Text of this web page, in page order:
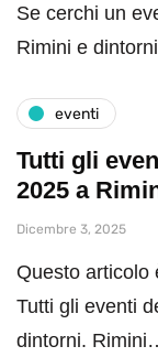
Se cerchi un
Rimini e
eventi
Tutti gli
2025 a
Dicembre 3, 2025
Questo articolo
Tutti gli eventi
dintorni.